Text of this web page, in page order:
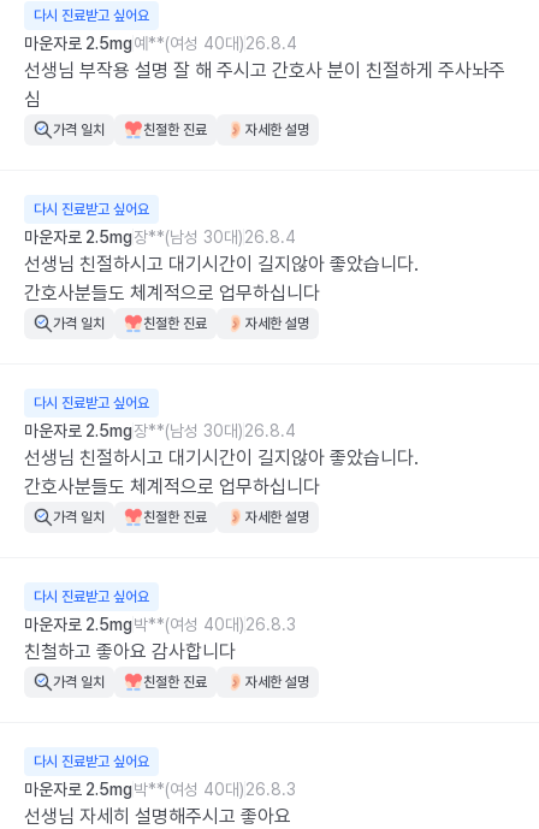
다시 진료받고 싶어요
마운자로 2.5mg예**(여성 40대)26.8.4
선생님 부작용 설명 잘 해 주시고 간호사 분이 친절하게 주사놔주
심
가격 일치 친절한 진료 자세한 설명
다시 진료받고 싶어요
마운자로 2.5mg장**(남성 30대)26.8.4
선생님 친절하시고 대기시간이 길지않아 좋았습니다.
간호사분들도 체계적으로 업무하십니다
가격 일치 친절한 진료 자세한 설명
다시 진료받고 싶어요
마운자로 2.5mg장**(남성 30대)26.8.4
선생님 친절하시고 대기시간이 길지않아 좋았습니다.
간호사분들도 체계적으로 업무하십니다
가격 일치 친절한 진료 자세한 설명
다시 진료받고 싶어요
마운자로 2.5mg박**(여성 40대)26.8.3
친철하고 좋아요 감사합니다
가격 일치 친절한 진료 자세한 설명
다시 진료받고 싶어요
마운자로 2.5mg박**(여성 40대)26.8.3
선생님 자세히 설명해주시고 좋아요